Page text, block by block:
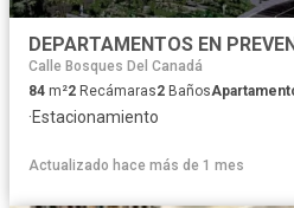
Calle Bosques Del Canadá
84 m²2 Recámaras2 Baños
·Estacionamiento
Actualizado hace más de 1 mes